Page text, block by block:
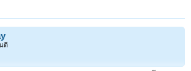
ดี